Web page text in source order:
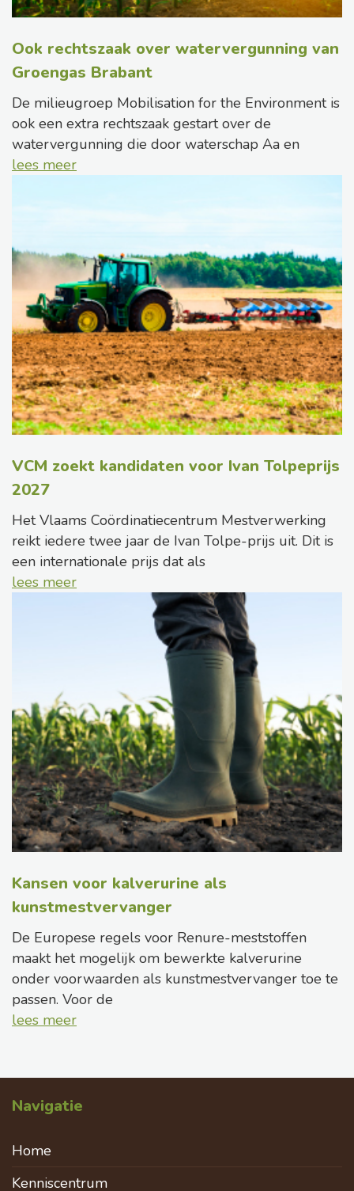
Ook rechtszaak over watervergunning van
Groengas Brabant
De milieugroep Mobilisation for the Environment is
ook een extra rechtszaak gestart over de
watervergunning die door waterschap Aa en
lees meer
VCM zoekt kandidaten voor Ivan Tolpeprijs
2027
Het Vlaams Coördinatiecentrum Mestverwerking
reikt iedere twee jaar de Ivan Tolpe-prijs uit. Dit is
een internationale prijs dat als
lees meer
Kansen voor kalverurine als
kunstmestvervanger
De Europese regels voor Renure-meststoffen
maakt het mogelijk om bewerkte kalverurine
onder voorwaarden als kunstmestvervanger toe te
passen. Voor de
lees meer
Navigatie
Home
Kenniscentrum